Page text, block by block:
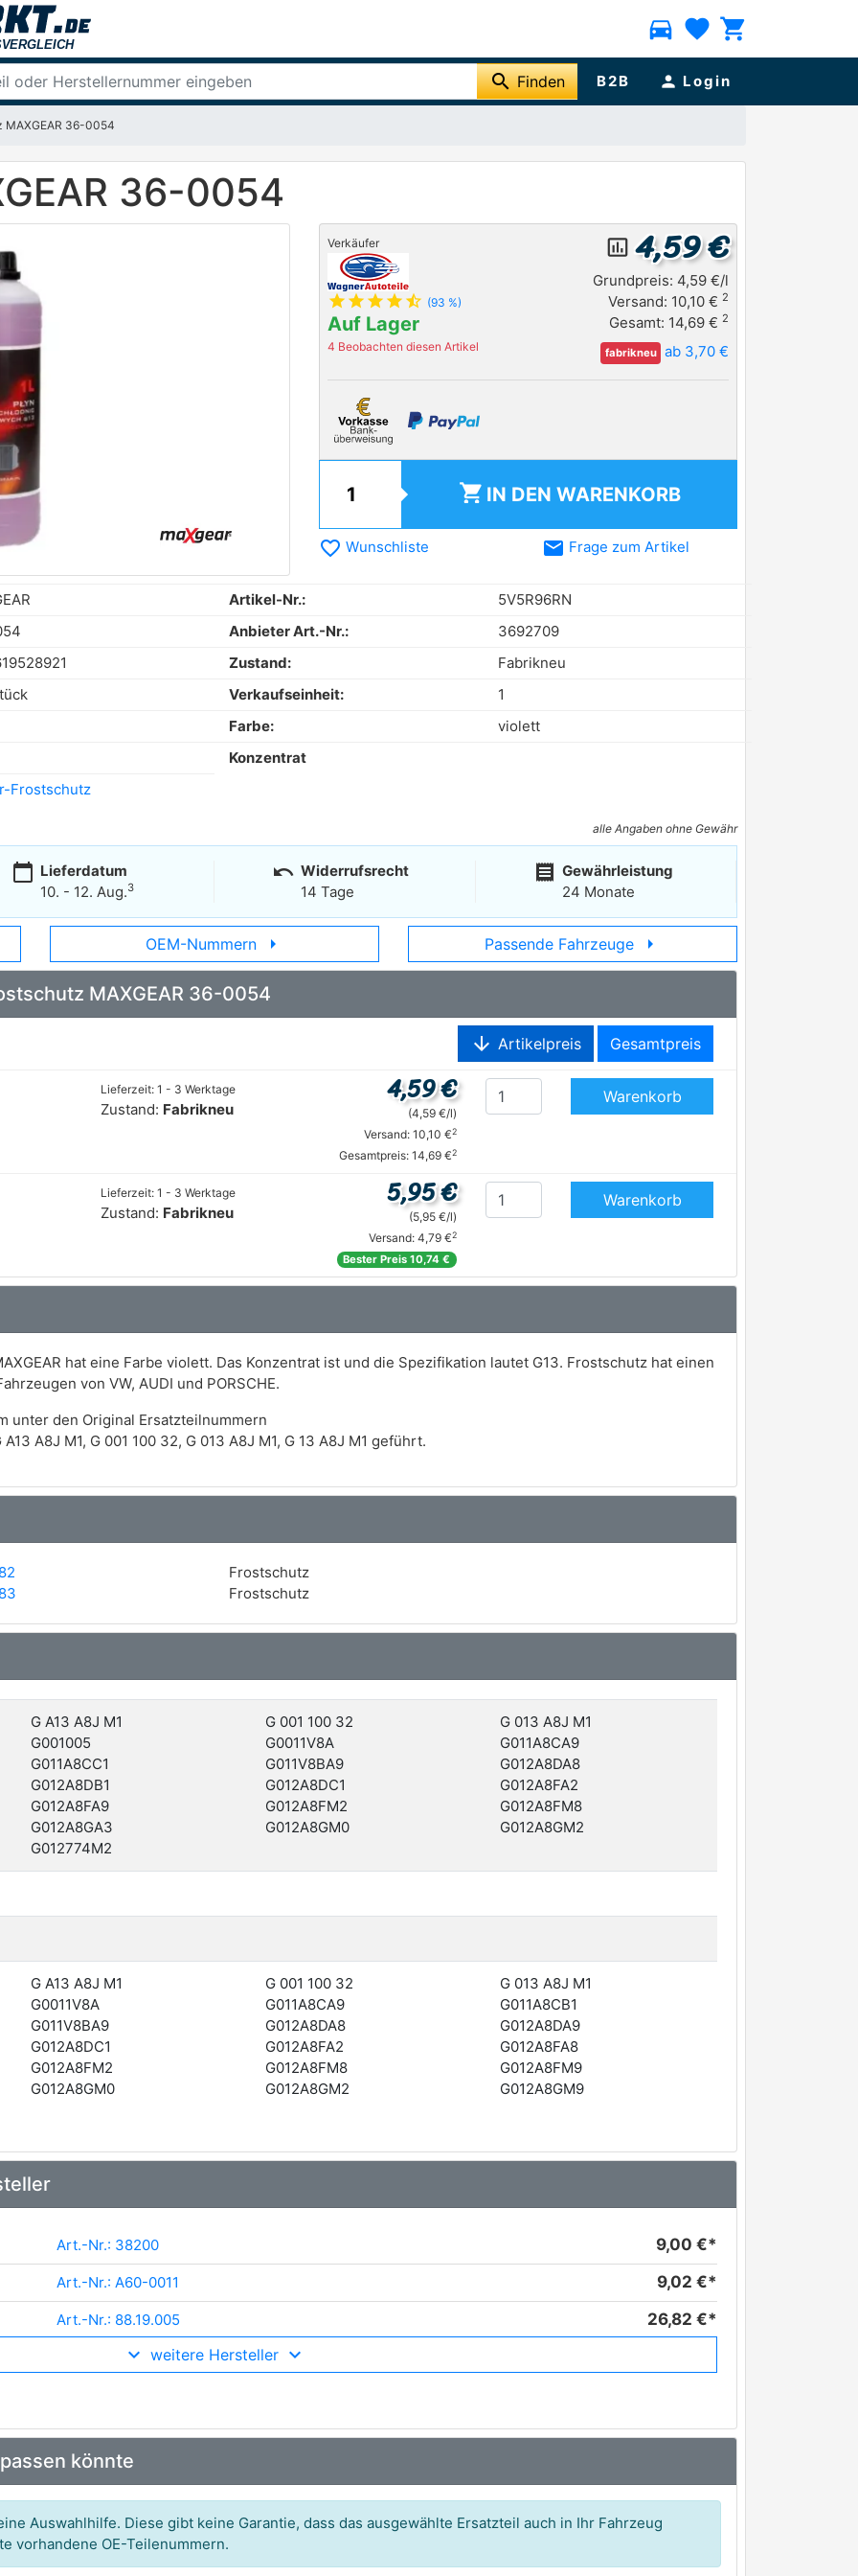
directions_car favorite shopping_cart
search Finden B2B person Login
MAXGEAR 36-0054
36-0054
Verkäufer
star star star star star_half (93 %)
Auf Lager
4 Beobachten diesen Artikel
insert_chart_outlined 4,59 €
Grundpreis: 4,59 €/l
Versand: 10,10 € 2
Gesamt: 14,69 € 2
fabrikneu ab 3,70 €
shopping_cart IN DEN WARENKORB
favorite_border Wunschliste email Frage zum Artikel
Artikel-Nr.:
5V5R96RN
Anbieter Art.-Nr.:
3692709
Zustand:
Fabrikneu
Verkaufseinheit:
1
Farbe:
violett
Konzentrat
Frostschutz
alle Angaben ohne Gewähr
calendar_today Lieferdatum
10. - 12. Aug.3
undo Widerrufsrecht
14 Tage
receipt Gewährleistung
24 Monate
OEM-Nummern arrow_right Passende Fahrzeuge arrow_right
MAXGEAR 36-0054
arrow_downward Artikelpreis Gesamtpreis
Lieferzeit: 1 - 3 Werktage
Zustand: Fabrikneu
4,59 €
(4,59 €/l)
Versand: 10,10 €2
Gesamtpreis: 14,69 €2
Warenkorb
Lieferzeit: 1 - 3 Werktage
Zustand: Fabrikneu
5,95 €
(5,95 €/l)
Versand: 4,79 €2
Bester Preis 10,74 €
Warenkorb
hat eine Farbe violett. Das Konzentrat ist und die Spezifikation lautet G13. Frostschutz hat einen
von VW, AUDI und PORSCHE.
unter den Original Ersatzteilnummern
A8J M1, G 001 100 32, G 013 A8J M1, G 13 A8J M1 geführt.
Frostschutz
Frostschutz
G A13 A8J M1 G 001 100 32
G 013 A8J M1
G001005 G0011V8A
G011A8CA9
G011A8CC1 G011V8BA9
G012A8DA8
G012A8DB1 G012A8DC1
G012A8FA2
G012A8FA9 G012A8FM2
G012A8FM8
G012A8GA3 G012A8GM0
G012A8GM2
G012774M2
G A13 A8J M1 G 001 100 32
G 013 A8J M1
G0011V8A G011A8CA9
G011A8CB1
G011V8BA9 G012A8DA8
G012A8DA9
G012A8DC1 G012A8FA2
G012A8FA8
G012A8FM2 G012A8FM8
G012A8FM9
G012A8GM0 G012A8GM2
G012A8GM9
Art.-Nr.: 38200 9,00 €*
Art.-Nr.: A60-0011 9,02 €*
Art.-Nr.: 88.19.005 26,82 €*
Art.-Nr.: P999-G13-020
Art.-Nr.: AF1151
Art.-Nr.: 014 016 9604
Art.-Nr.: PCF3010
Art.-Nr.: 30 93 8202
weitere Hersteller
könnte
Auswahlhilfe. Diese gibt keine Garantie, dass das ausgewählte Ersatzteil auch in Ihr Fahrzeug
vorhandene OE-Teilenummern.